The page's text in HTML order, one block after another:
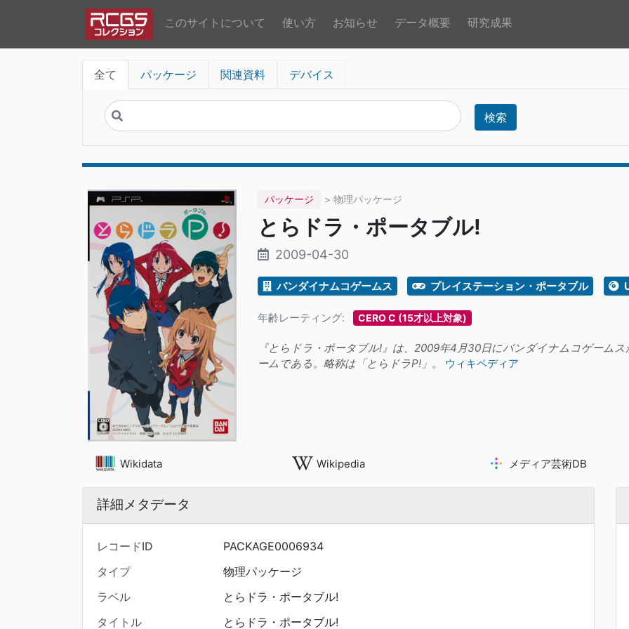
このサイトについて 使い方 お知らせ データ概要 研究成果
全て パッケージ 関連資料 デバイス
検索
パッケージ > 物理パッケージ
とらドラ・ポータブル!
2009-04-30
バンダイナムコゲームス プレイステーション・ポータブル
年齢レーティング: CERO C (15才以上対象)
『とらドラ・ポータブル!』は、2009年4月30日にバンダイナムコゲーム
ームである。略称は「とらドラP!」。
ウィキペディア
Wikidata Wikipedia メディア芸術DB
詳細メタデータ
レコードID
PACKAGE0006934
タイプ
物理パッケージ
ラベル
とらドラ・ポータブル!
タイトル
とらドラ・ポータブル!